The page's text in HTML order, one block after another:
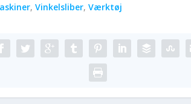
, Vinkelsliber, Værktøj